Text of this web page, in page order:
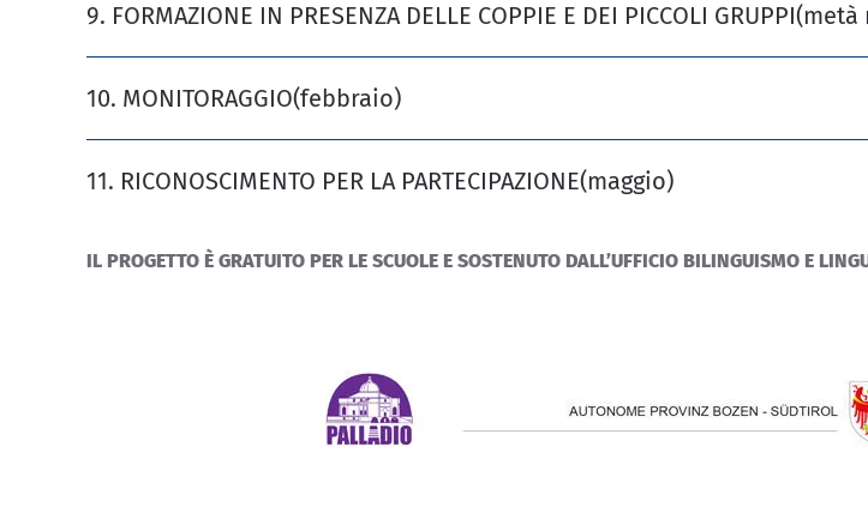
9. FORMAZIONE IN PRESENZA DELLE COPPIE E DEI PICCOLI GRUPPI(metà
10. MONITORAGGIO(febbraio)
11. RICONOSCIMENTO PER LA PARTECIPAZIONE(maggio)
IL PROGETTO È GRATUITO PER LE SCUOLE E SOSTENUTO DALL’UFFICIO BILINGUISMO E